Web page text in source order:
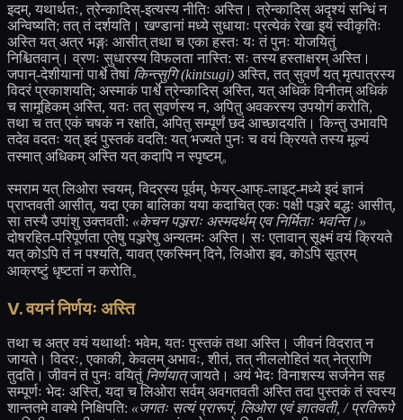
इदम्, यथार्थतः, त्रेन्कादिस्-इत्यस्य नीतिः अस्ति। त्रेन्कादिस् अदृश्यं सन्धिं न
अन्विष्यति; तत् तं दर्शयति। खण्डानां मध्ये सुधायाः प्रत्येकं रेखा इयं स्वीकृतिः
अस्ति यत् अत्र भङ्गः आसीत् तथा च एका हस्तः यः तं पुनः योजयितुं
निश्चितवान्। व्रणः सुधारस्य विफलता नास्ति: सः तस्य हस्ताक्षरम् अस्ति।
जपान्-देशीयानां पार्श्वे तेषां किन्त्सुगि (kintsugi) अस्ति, तत् सुवर्णं यत् मृत्पात्रस्य
विदरं प्रकाशयति; अस्माकं पार्श्वे त्रेन्कादिस् अस्ति, यत् अधिकं विनीतम् अधिकं
च सामूहिकम् अस्ति, यतः तत् सुवर्णस्य न, अपितु अवकरस्य उपयोगं करोति,
तथा च तत् एकं चषकं न रक्षति, अपितु सम्पूर्णं छदं आच्छादयति। किन्तु उभावपि
तदेव वदतः यत् इदं पुस्तकं वदति: यत् भज्यते पुनः च वयं क्रियते तस्य मूल्यं
तस्मात् अधिकम् अस्ति यत् कदापि न स्पृष्टम्。
स्मराम यत् लिओरा स्वयम्, विदरस्य पूर्वम्, फेयर्-आफ्-लाइट्-मध्ये इदं ज्ञानं
प्राप्तवती आसीत्, यदा एका बालिका यया कदाचित् एकः पक्षी पञ्जरे बद्धः आसीत्,
सा तस्यै उपांशु उक्तवती: «केचन पञ्जराः अस्मदर्थम् एव निर्मिताः भवन्ति।»
दोषरहित-परिपूर्णता एतेषु पञ्जरेषु अन्यतमः अस्ति। सः एतावान् सूक्ष्मं वयं क्रियते
यत् कोऽपि तं न पश्यति, यावत् एकस्मिन् दिने, लिओरा इव, कोऽपि सूत्रम्
आक्रष्टुं धृष्टतां न करोति。
V. वयनं निर्णयः अस्ति
तथा च अत्र वयं यथार्थाः भवेम, यतः पुस्तकं तथा अस्ति। जीवनं विदरात् न
जायते। विदरः, एकाकी, केवलम् अभावः, शीतं, तत् नीललोहितं यत् नेत्राणि
तुदति। जीवनं तं पुनः वयितुं निर्णयात्जायते। अयं भेदः विनाशस्य सर्जनेन सह
सम्पूर्णः भेदः अस्ति, यदा च लिओरा सर्वम् अवगतवती अस्ति तदा पुस्तकं तं स्वस्य
शान्ततमे वाक्ये निक्षिपति: «जगतः सत्यं प्रारूपं, लिओरा एवं ज्ञातवती, / प्रतिरूपे